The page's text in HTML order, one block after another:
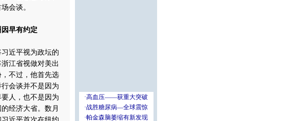
会谈。
早有约定
近平视为政坛的
江省视做对美出
不过，他首先选
会谈并不是因为
人，也不是因为
经济大省。数月